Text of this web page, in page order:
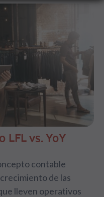
LFL vs. YoY
contable
de las
lleven operativos